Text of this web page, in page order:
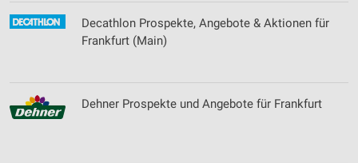
Decathlon Prospekte, Angebote & Aktionen für
Frankfurt (Main)
Dehner Prospekte und Angebote für Frankfurt